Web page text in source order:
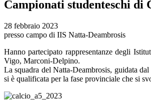
Campionati studenteschi di
28 febbraio 2023
presso campo di IIS Natta-Deambrosis
Hanno partecipato rappresentanze degli
Vigo, Marconi-Delpino.
La squadra del Natta-Deambrosis, guidata
si è qualificata per la fase provinciale che si